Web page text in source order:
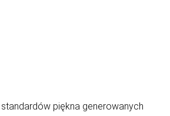
piękna generowanych